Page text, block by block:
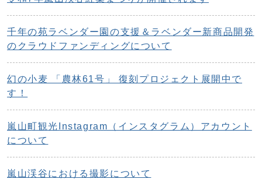
千年の苑ラベンダー園の支援＆ラベンダー新商品開発
のクラウドファンディングについて
幻の小麦 「農林61号」 復刻プロジェクト展開中で
す！
嵐山町観光Instagram（インスタグラム）アカウント
について
嵐山渓谷における撮影について